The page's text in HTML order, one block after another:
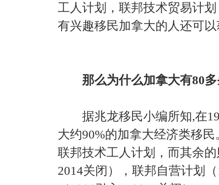
工人计划，联邦技术贸易计
有兴趣移民加拿大的人还可
那么为什么加拿大有80多
据兆龙移民小编所知,在
大约90%的加拿大经济类移
联邦技术工人计划，而其余
2014关闭），联邦自营计划